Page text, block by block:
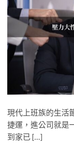
現代上班族的生活
捷運，進公司就是
到家已 […]